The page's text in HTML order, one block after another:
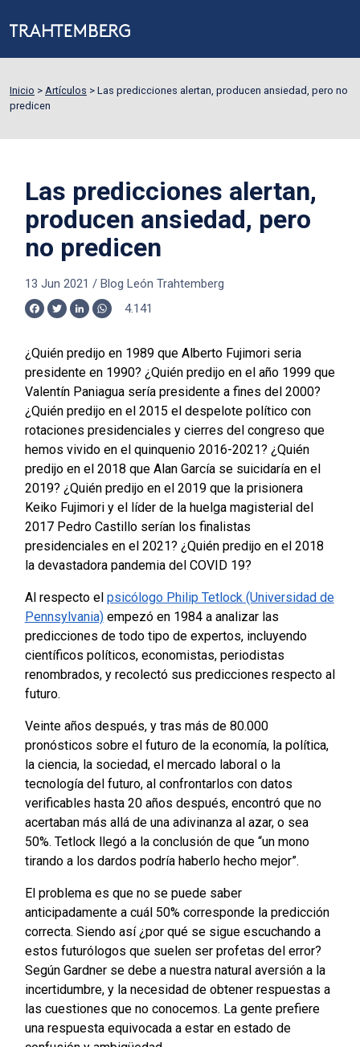
Inicio > Artículos > Las predicciones alertan, producen ansiedad, pero no
predicen
Las predicciones alertan,
producen ansiedad, pero
no predicen
13 Jun 2021 / Blog León Trahtemberg
Facebook
TwitterLinkedInWhatsApp
4.141
¿Quién predijo en 1989 que Alberto Fujimori seria
presidente en 1990? ¿Quién predijo en el año 1999 que
Valentín Paniagua sería presidente a fines del 2000?
¿Quién predijo en el 2015 el despelote político con
rotaciones presidenciales y cierres del congreso que
hemos vivido en el quinquenio 2016-2021? ¿Quién
predijo en el 2018 que Alan García se suicidaría en el
2019? ¿Quién predijo en el 2019 que la prisionera
Keiko Fujimori y el líder de la huelga magisterial del
2017 Pedro Castillo serían los finalistas
presidenciales en el 2021? ¿Quién predijo en el 2018
la devastadora pandemia del COVID 19?
Al respecto el psicólogo Philip Tetlock (Universidad de
Pennsylvania)empezó en 1984 a analizar las
predicciones de todo tipo de expertos, incluyendo
científicos políticos, economistas, periodistas
renombrados, y recolectó sus predicciones respecto al
futuro.
Veinte años después, y tras más de 80.000
pronósticos sobre el futuro de la economía, la política,
la ciencia, la sociedad, el mercado laboral o la
tecnología del futuro, al confrontarlos con datos
verificables hasta 20 años después, encontró que no
acertaban más allá de una adivinanza al azar, o sea
50%. Tetlock llegó a la conclusión de que “un mono
tirando a los dardos podría haberlo hecho mejor”.
El problema es que no se puede saber
anticipadamente a cuál 50% corresponde la predicción
correcta. Siendo así ¿por qué se sigue escuchando a
estos futurólogos que suelen ser profetas del error?
Según Gardner se debe a nuestra natural aversión a la
incertidumbre, y la necesidad de obtener respuestas a
las cuestiones que no conocemos. La gente prefiere
una respuesta equivocada a estar en estado de